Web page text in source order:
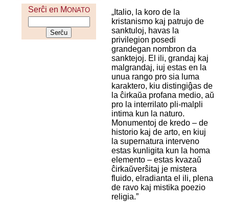
Serĉi en MONATO
„Italio, la koro de la
kristanismo kaj patrujo de
sanktuloj, havas la
privilegion posedi
grandegan nombron da
sanktejoj. El ili, grandaj kaj
malgrandaj, iuj estas en la
unua rango pro sia luma
karaktero, kiu distingiĝas de
la ĉirkaŭa profana medio, aŭ
pro la interrilato pli-malpli
intima kun la naturo.
Monumentoj de kredo – de
historio kaj de arto, en kiuj
la supernatura interveno
estas kunligita kun la homa
elemento – estas kvazaŭ
ĉirkaŭverŝitaj je mistera
fluido, elradianta el ili, plena
de ravo kaj mistika poezio
religia.”